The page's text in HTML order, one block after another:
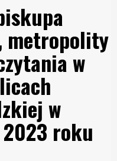
metropolity
w
w
roku